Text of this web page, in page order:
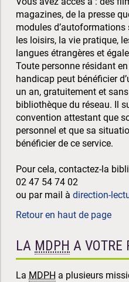
magazines, de la presse
modules
les loisirs, la vie pratique,
langues étrangères et
Toute personne résidant
handicap peut bénéficier
un an, gratuitement et
bibliothèque du réseau. Il
convention attestant que
personnel et que sa
bénéficier de ce service.
Pour cela, contactez-la
02 47 54 74 02
ou par mail à direction-
Retour en haut de page
LA MDPH A VOTRE
La MDPH a plusieurs